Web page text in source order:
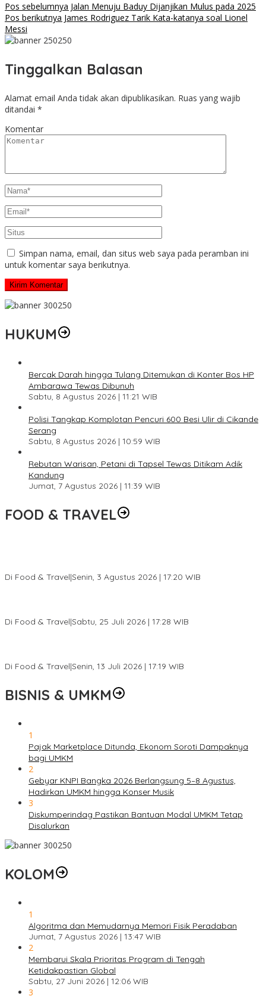
Pos sebelumnya Jalan Menuju Baduy Dijanjikan Mulus pada 2025
Pos berikutnya James Rodriguez Tarik Kata-katanya soal Lionel
Messi
Tinggalkan Balasan
Alamat email Anda tidak akan dipublikasikan. Ruas yang wajib
ditandai *
Komentar
Simpan nama, email, dan situs web saya pada peramban ini
untuk komentar saya berikutnya.
HUKUM
Bercak Darah hingga Tulang Ditemukan di Konter Bos HP
Ambarawa Tewas Dibunuh
Sabtu, 8 Agustus 2026 | 11:21 WIB
Polisi Tangkap Komplotan Pencuri 600 Besi Ulir di Cikande
Serang
Sabtu, 8 Agustus 2026 | 10:59 WIB
Rebutan Warisan, Petani di Tapsel Tewas Ditikam Adik
Kandung
Jumat, 7 Agustus 2026 | 11:39 WIB
FOOD & TRAVEL
Di Food & Travel|Senin, 3 Agustus 2026 | 17:20 WIB
Di Food & Travel|Sabtu, 25 Juli 2026 | 17:28 WIB
Di Food & Travel|Senin, 13 Juli 2026 | 17:19 WIB
BISNIS & UMKM
1
Pajak Marketplace Ditunda, Ekonom Soroti Dampaknya
bagi UMKM
2
Gebyar KNPI Bangka 2026 Berlangsung 5–8 Agustus,
Hadirkan UMKM hingga Konser Musik
3
Diskumperindag Pastikan Bantuan Modal UMKM Tetap
Disalurkan
KOLOM
1
Algoritma dan Memudarnya Memori Fisik Peradaban
Jumat, 7 Agustus 2026 | 13:47 WIB
2
Membarui Skala Prioritas Program di Tengah
Ketidakpastian Global
Sabtu, 27 Juni 2026 | 12:06 WIB
3